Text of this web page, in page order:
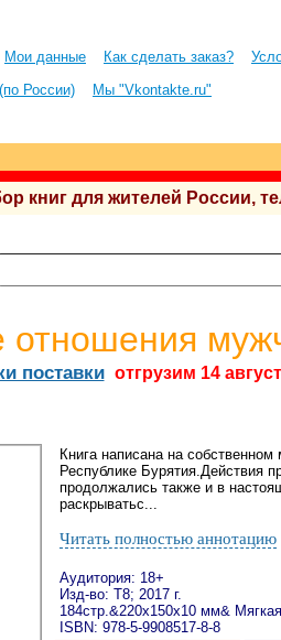
Мои данные Как сделать заказ?
России)
Мы "Vkontakte.ru"
книг для жителей России,
поставки отгрузим 14
Книга написана на
Республике Бурятия.Действия
продолжались также и в
раскрыватьс...
Читать полностью аннотацию
Аудитория: 18+
Изд-во: Т8; 2017 г.
184стр.&220x150x10 мм&
ISBN: 978-5-9908517-8-8